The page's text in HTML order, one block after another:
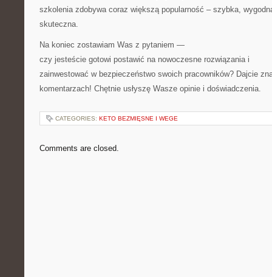
szkolenia zdobywa coraz większą popularność – szybka,
skuteczna.
Na koniec zostawiam Was z pytaniem —
czy jesteście gotowi postawić na nowoczesne rozwiązania i
zainwestować w bezpieczeństwo swoich pracowników? Dajcie
komentarzach! Chętnie usłyszę Wasze opinie i doświadczenia.
CATEGORIES: KETO BEZMIĘSNE I WEGE
Comments are closed.